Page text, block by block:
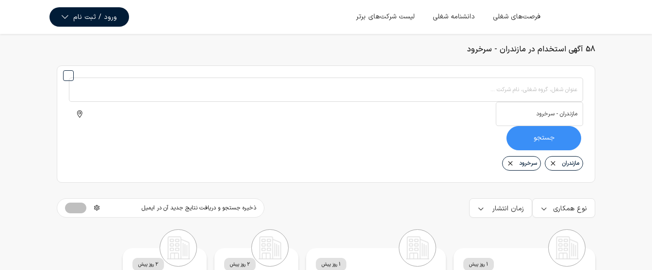
فرصت‌های شغلی دانشنامه شغلی لیست شرکت‌های برتر ورود / ثبت نام
58 آگهی استخدام در مازندران - سرخرود
عنوان شغل، گروه شغلی، نام شرکت ...
جستجو
مازندران سرخرود
نوع همکاری زمان انتشار ذخیره جستجو و دریافت نتایج جدید آن در ایمیل
1 روز پیش 1 روز پیش 2 روز پیش 2 روز پیش